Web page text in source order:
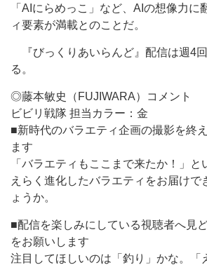
「AIにらめっこ」など、AIの想像力に
ィ要素が満載とのことだ。
『びっくりあいらんど』配信は週4
る。
◎藤本敏史（FUJIWARA）コメント
ビビリ戦隊 担当カラー：金
■新時代のバラエティ企画の撮影を終
ます
「バラエティもここまで来たか！」と
えらく進化したバラエティをお届けで
ょうか。
■配信を楽しみにしている視聴者へ見
をお願いします
注目してほしいのは「釣り」かな。「